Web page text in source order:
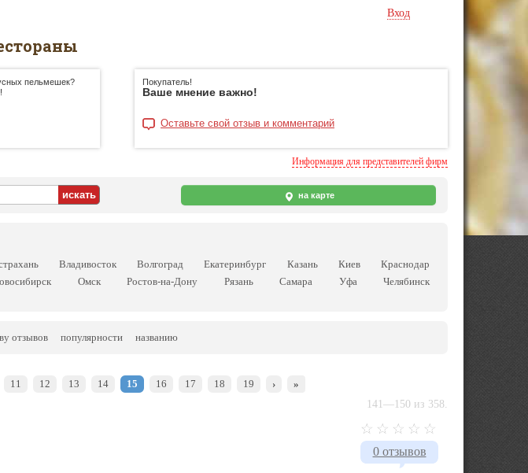
Вход
пельмешек?
Покупатель!
Ваше мнение важно!
Оставьте свой отзыв и комментарий
Информация для представителей фирм
на карте
Владивосток Волгоград Екатеринбург Казань Киев
Краснодар
Омск Ростов-на-Дону Рязань Самара Уфа
Челябинск
отзывов популярности названию
11 12 13 14 15 16 17 18 19 ›
»
141—150 из 358.
0 отзывов